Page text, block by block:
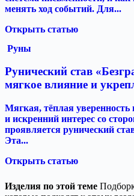
менять ход событий. Для...
Открыть статью
Руны
Рунический став
мягкое влияние и
Мягкая, тёплая уверенность
и искренний интерес со
проявляется рунический
Эта...
Открыть статью
Изделия по этой теме